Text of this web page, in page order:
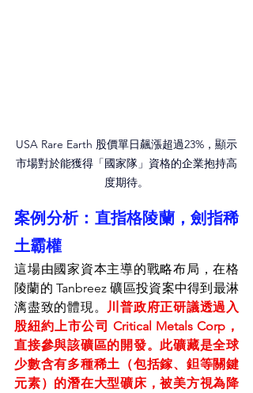
USA Rare Earth 股價單日飆漲超過23%，顯示
市場對於能獲得「國家隊」資格的企業抱持高
度期待。
案例分析：直指格陵蘭，劍指稀
土霸權
這場由國家資本主導的戰略布局，在格
陵蘭的 Tanbreez 礦區投資案中得到最淋
漓盡致的體現。 川普政府正研議透過入
股紐約上市公司 Critical Metals Corp，
直接參與該礦區的開發。此礦藏是全球
少數含有多種稀土（包括鎵、鉭等關鍵
元素）的潛在大型礦床，被美方視為降